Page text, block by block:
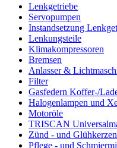
Lenkgetriebe
Servopumpen
Instandsetzung
Lenkungsteile
Klimakompressoren
Bremsen
Anlasser &
Filter
Gasfedern Koffer-/
Halogenlampen und
Motoröle
TRISCAN
Zünd - und Glühkerzen
Pflege - und